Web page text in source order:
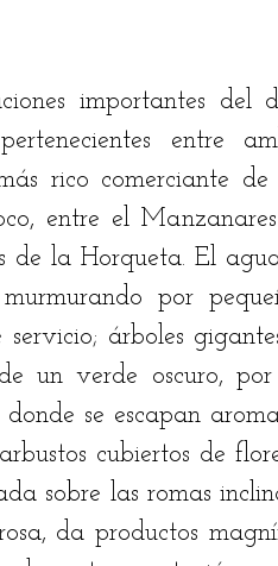
importantes del
entre
rico comerciante
entre el
de la Horqueta. El
por
árboles
un verde oscuro,
se escapan
cubiertos de
sobre las romas
da productos